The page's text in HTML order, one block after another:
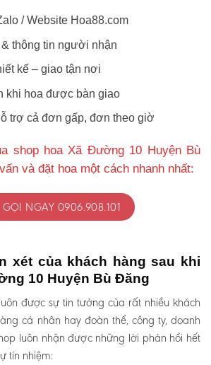
/ Website Hoa88.com
thông tin người nhận
kế – giao tận nơi
khi hoa được bàn giao
trợ cả đơn gấp, đơn theo giờ
shop hoa Xã Đường 10 Huyện Bù
và đặt hoa một cách nhanh nhất:
GỌI NGAY 0906.908.101
xét của khách hàng sau khi
10 Huyện Bù Đăng
được sự tin tưởng của rất nhiều khách
cá nhân hay đoàn thể, công ty, doanh
luôn nhận được những lời phản hồi hết
tín nhiệm: